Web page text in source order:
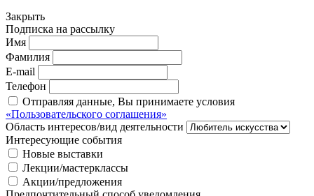
Закрыть
Подписка на рассылку
Имя
Фамилия
E-mail
Телефон
Отправляя данные, Вы принимаете условия
«Пользовательского соглашения»
Область интересов/вид деятельности
Интересующие события
Новые выставки
Лекции/мастерклассы
Акции/предложения